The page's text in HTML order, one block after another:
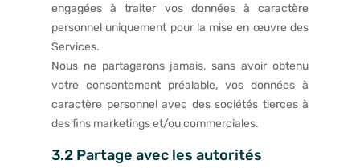
engagées à traiter vos données à caractère
personnel uniquement pour la mise en œuvre des
Services.
Nous ne partagerons jamais, sans avoir obtenu
votre consentement préalable, vos données à
caractère personnel avec des sociétés tierces à
des fins marketings et/ou commerciales.
3.2 Partage avec les autorités